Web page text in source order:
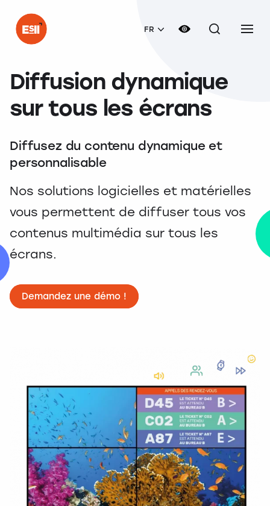
FR
Diffusion dynamique
sur tous les écrans
Diffusez du contenu dynamique et
personnalisable
Nos solutions logicielles et matérielles
vous permettent de diffuser tous vos
contenus multimédia sur tous les
écrans.
Demandez une démo !